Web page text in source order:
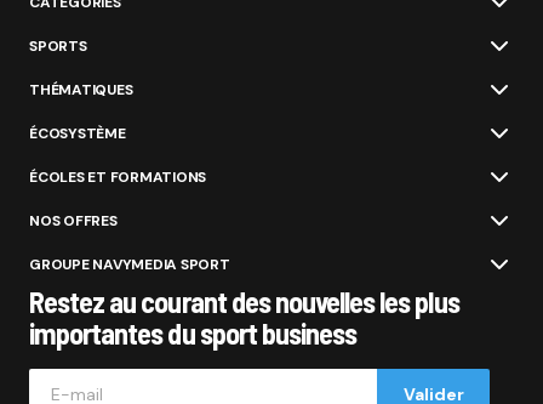
SPORTS
THÉMATIQUES
ÉCOSYSTÈME
ÉCOLES ET FORMATIONS
NOS OFFRES
GROUPE NAVYMEDIA SPORT
Restez au courant des nouvelles les plus
importantes du sport business
Valider